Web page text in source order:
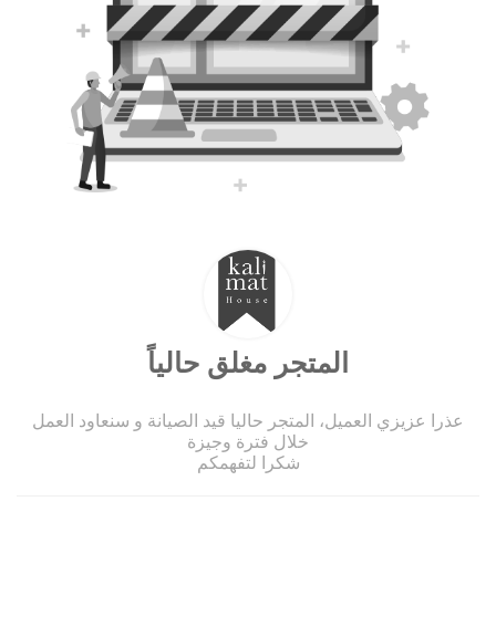
المتجر مغلق حالياً
عذرا عزيزي العميل، المتجر حاليا قيد الصيانة و سنعاود العمل
خلال فترة وجيزة
شكرا لتفهمكم